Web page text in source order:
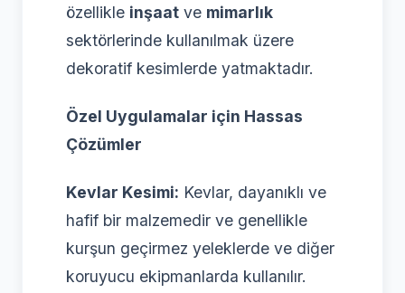
özellikle inşaat ve mimarlık
sektörlerinde kullanılmak üzere
dekoratif kesimlerde yatmaktadır.
Özel Uygulamalar için Hassas
Çözümler
Kevlar Kesimi: Kevlar, dayanıklı ve
hafif bir malzemedir ve genellikle
kurşun geçirmez yeleklerde ve diğer
koruyucu ekipmanlarda kullanılır.